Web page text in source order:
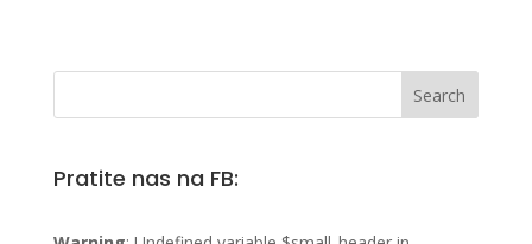
Pratite nas na FB: